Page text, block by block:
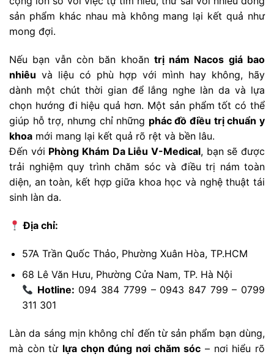
sản phẩm khác nhau mà không mang lại kết quả như
mong đợi.
Nếu bạn vẫn còn băn khoăn trị nám Nacos giá bao
nhiêu và liệu có phù hợp với mình hay không, hãy
dành một chút thời gian để lắng nghe làn da và lựa
chọn hướng đi hiệu quả hơn. Một sản phẩm tốt có thể
giúp hỗ trợ, nhưng chỉ những phác đồ điều trị chuẩn y
khoa mới mang lại kết quả rõ rệt và bền lâu.
Đến với Phòng Khám Da Liễu V-Medical, bạn sẽ được
trải nghiệm quy trình chăm sóc và điều trị nám toàn
diện, an toàn, kết hợp giữa khoa học và nghệ thuật tái
sinh làn da.
Địa chỉ:
57A Trần Quốc Thảo, Phường Xuân Hòa, TP.HCM
68 Lê Văn Hưu, Phường Cửa Nam, TP. Hà Nội
Hotline: 094 384 7799 – 0943 847 799 – 0799
311 301
Làn da sáng mịn không chỉ đến từ sản phẩm bạn dùng,
mà còn từ lựa chọn đúng nơi chăm sóc – nơi hiểu rõ